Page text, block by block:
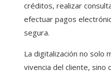
créditos, realizar
efectuar pagos
segura.
La digitalización no solo
vivencia del cliente, sino